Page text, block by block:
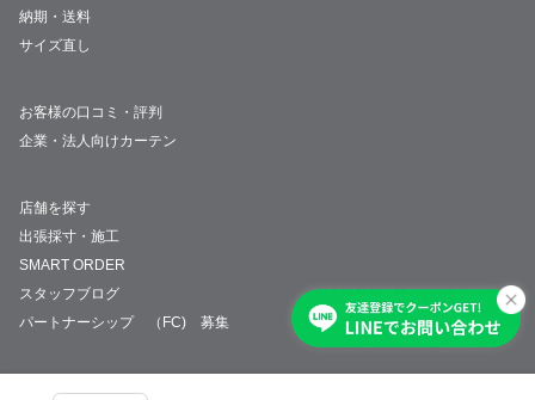
納期・送料
サイズ直し
お客様の口コミ・評判
企業・法人向けカーテン
店舗を探す
出張採寸・施工
SMART ORDER
スタッフブログ
パートナーシップ （FC) 募集